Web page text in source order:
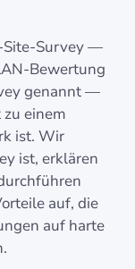
Site-Survey —
Bewertung
genannt —
einem
ist. Wir
ist, erklären
auf, die
auf harte